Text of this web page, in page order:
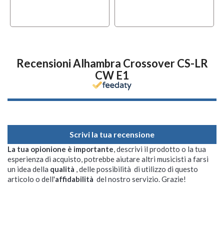
Recensioni Alhambra Crossover CS-LR
CW E1
Scrivi la tua recensione
La tua opionione è importante, descrivi il prodotto o la tua
esperienza di acquisto, potrebbe aiutare altri musicisti a farsi
un idea della qualità , delle possibilità di utilizzo di questo
articolo o dell'affidabilità del nostro servizio. Grazie!